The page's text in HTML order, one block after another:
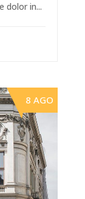
dolor in...
8 AGO